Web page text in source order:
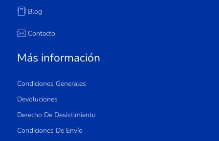
Blog
Contacto
Más información
Condiciones Generales
Devoluciones
Derecho De Desistimiento
Condiciones De Envío